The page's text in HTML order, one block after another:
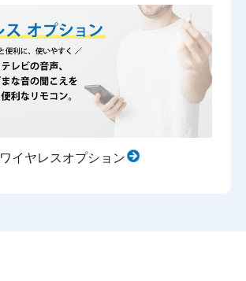
ワイヤレスオプション